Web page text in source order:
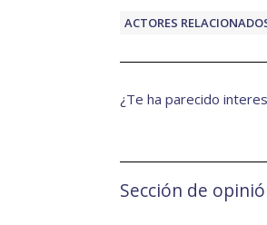
ACTORES
¿Te ha parecido
Sección de